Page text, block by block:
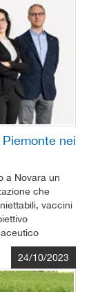
nei
a Novara un
che
vaccini
24/10/2023